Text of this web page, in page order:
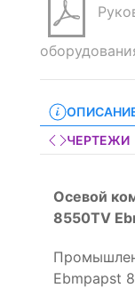
ЧЕРТЕЖИ
Осевой
8550TV
Ebmpapst